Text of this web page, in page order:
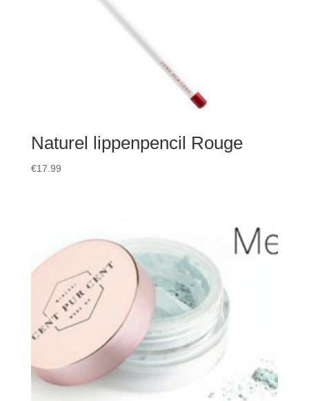
Naturel lippenpencil Rouge
€17.99